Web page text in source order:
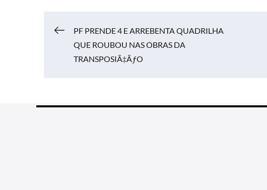
Navegação
PF PRENDE 4 E ARREBENTA QUADRILHA
QUE ROUBOU NAS OBRAS DA
TRANSPOSIÃ‡ÃƒO